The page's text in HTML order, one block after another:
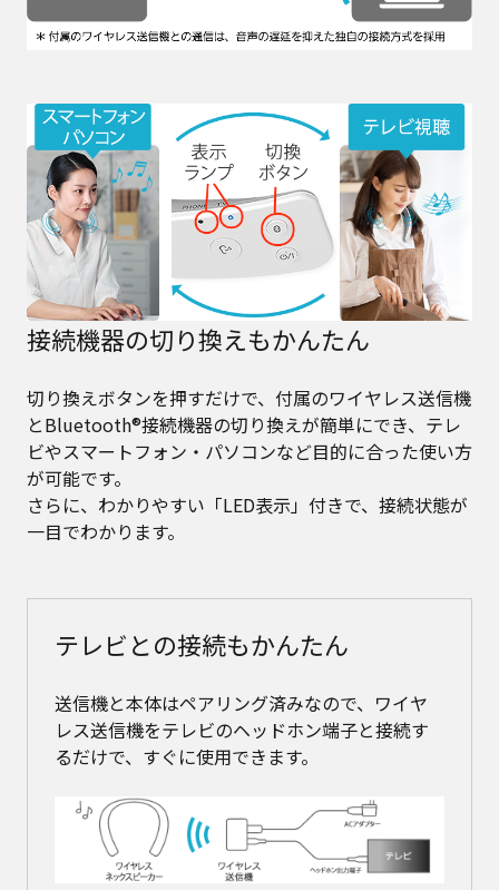
接続機器の切り換えもかんたん
切り換えボタンを押すだけで、付属のワイヤレス送信機
とBluetooth®接続機器の切り換えが簡単にでき、テレ
ビやスマートフォン・パソコンなど目的に合った使い方
が可能です。
さらに、わかりやすい「LED表示」付きで、接続状態が
一目でわかります。
テレビとの接続もかんたん
送信機と本体はペアリング済みなので、ワイヤ
レス送信機をテレビのヘッドホン端子と接続す
るだけで、すぐに使用できます。